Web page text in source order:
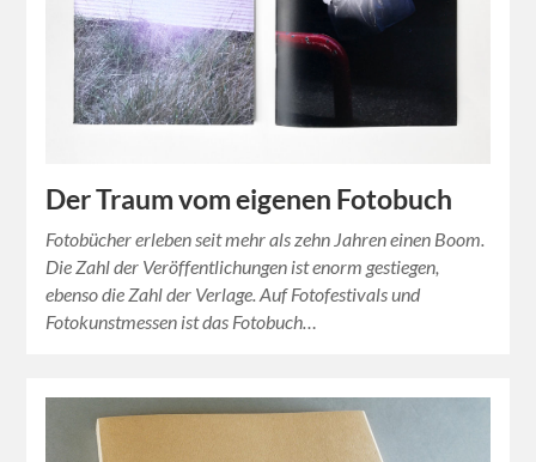
Der Traum vom eigenen Fotobuch
Fotobücher erleben seit mehr als zehn Jahren einen Boom.
Die Zahl der Veröffentlichungen ist enorm gestiegen,
ebenso die Zahl der Verlage. Auf Fotofestivals und
Fotokunstmessen ist das Fotobuch…